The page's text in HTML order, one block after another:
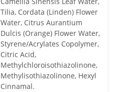
Tilia, Cordata (Linden) Flower
Water, Citrus Aurantium
Dulcis (Orange) Flower Water,
Styrene/Acrylates Copolymer,
Citric Acid,
Methylchloroisothiazolinone,
Methylisothiazolinone, Hexyl
Cinnamal.